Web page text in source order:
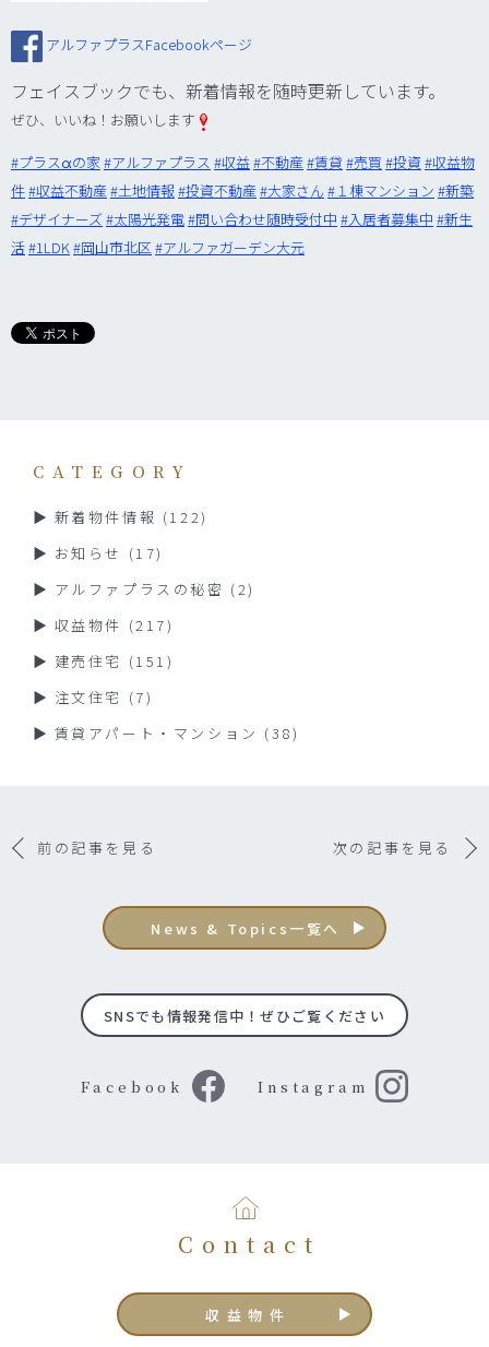
アルファプラスFacebookページ
フェイスブックでも、新着情報を随時更新しています。
ぜひ、いいね！お願いします
‪#‎プラスαの家‬‪#‎アルファプラス‬ ‪#‎収益‬‪#‎不動産‬‪#‎賃貸‬ ‪#‎売買‬ ‪#‎投資‬ ‪#‎収益物
件‬‪#‎収益不動産‬‪#‎土地情報‬ ‪#‎投資不動産‬‪#‎大家さん‬‪#‎１棟マンション‬ ‪#‎新築‬
‪#‎デザイナーズ‬ ‪#‎太陽光発電‬‪#‎問い合わせ随時受付中‬ ‪#‎入居者募集中‬ ‪#‎新生
活‬‪#‎1LDK‬‪#‎岡山市北区‬‪#‎アルファガーデン大元‬
CATEGORY
新着物件情報 (122)
お知らせ (17)
アルファプラスの秘密 (2)
収益物件 (217)
建売住宅 (151)
注文住宅 (7)
賃貸アパート・マンション (38)
前の記事を見る 次の記事を見る
News & Topics一覧へ
SNSでも情報発信中！ぜひご覧ください
Facebook Instagram
Contact
収益物件